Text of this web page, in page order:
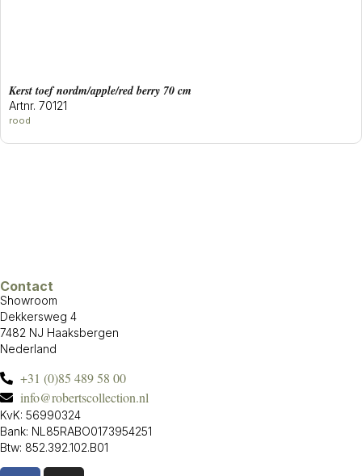
Kerst toef nordm/apple/red berry 70 cm
Artnr. 70121
rood
Contact
Showroom
Dekkersweg 4
7482 NJ Haaksbergen
Nederland
+31 (0)85 489 58 00
info@robertscollection.nl
KvK: 56990324
Bank: NL85RABO0173954251
Btw: 852.392.102.B01